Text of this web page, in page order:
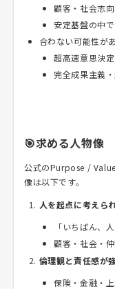
顧客・社会志
安定基盤の中
合わない可能性が
超高速意思決
完全成果主義
🎯求める人物像
公式のPurpose /
像は以下です。
人を起点に考えら
「いちばん、
顧客・社会・
倫理観と責任感が
保険・金融・